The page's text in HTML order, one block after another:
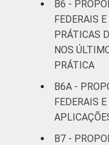
B6 -
FEDERAIS
PRÁTICAS
NOS
PRÁTICA
B6A -
FEDERAIS
B7 -